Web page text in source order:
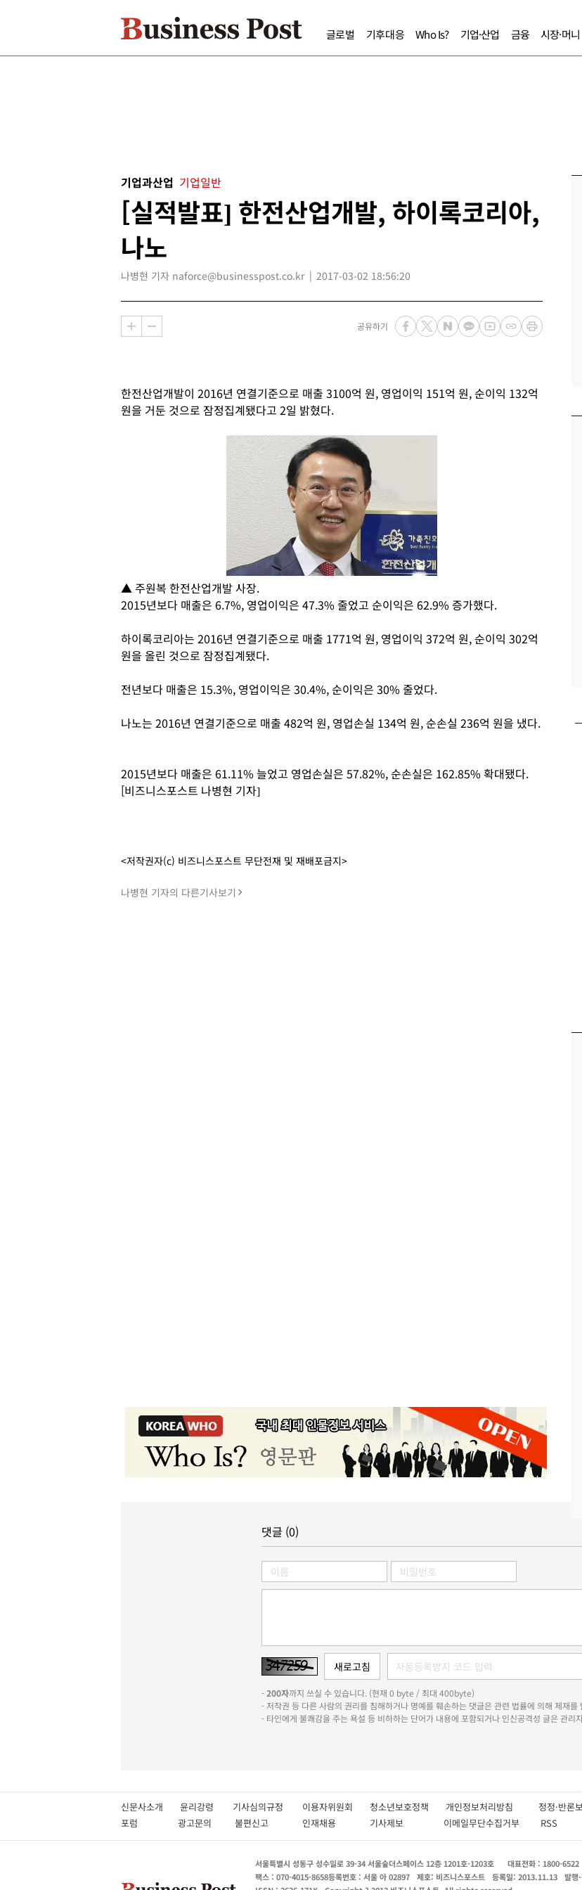
글로벌 기후대응 Who Is? 기업·산업 금융 시장·머니
기업과산업 기업일반
[실적발표] 한전산업개발, 하이록코리아,
나노
나병현 기자 naforce@businesspost.co.kr 2017-03-02 18:56:20
공유하기
한전산업개발이 2016년 연결기준으로 매출 3100억 원, 영업이익 151억 원, 순이익 132억
원을 거둔 것으로 잠정집계됐다고 2일 밝혔다.
▲ 주원복 한전산업개발 사장.
2015년보다 매출은 6.7%, 영업이익은 47.3% 줄었고 순이익은 62.9% 증가했다.
하이록코리아는 2016년 연결기준으로 매출 1771억 원, 영업이익 372억 원, 순이익 302억
원을 올린 것으로 잠정집계됐다.
전년보다 매출은 15.3%, 영업이익은 30.4%, 순이익은 30% 줄었다.
나노는 2016년 연결기준으로 매출 482억 원, 영업손실 134억 원, 순손실 236억 원을 냈다.
2015년보다 매출은 61.11% 늘었고 영업손실은 57.82%, 순손실은 162.85% 확대됐다.
[비즈니스포스트 나병현 기자]
<저작권자(c) 비즈니스포스트 무단전재 및 재배포금지>
나병현 기자의 다른기사보기
댓글 (0)
-200자까지 쓰실 수 있습니다. (현재 0 byte / 최대 400byte)
- 저작권 등 다른 사람의 권리를 침해하거나 명예를 훼손하는 댓글은 관련 법률에 의해 제재를
- 타인에게 불쾌감을 주는 욕설 등 비하하는 단어가 내용에 포함되거나 인신공격성 글은 관리
신문사소개 윤리강령 기사심의규정 이용자위원회 청소년보호정책 개인정보처리방침 정정·반론
포럼
광고문의 불편신고 인재채용 기사제보 이메일무단수집거부 RSS
서울특별시 성동구 성수일로 39-34 서울숲더스페이스 12층 1201호-1203호 대표전화 : 1800-6522
팩스 : 070-4015-8658등록번호 : 서울 아 02897 제호: 비즈니스포스트 등록일: 2013.11.13 발행